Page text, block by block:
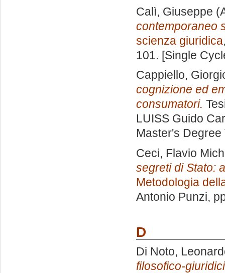
Calì, Giuseppe
contemporaneo
scienza giuridica
101. [Single
Cappiello,
cognizione ed
consumatori.
LUISS Guido
Master's Degree
Ceci, Flavio
segreti di Stato:
Metodologia
Antonio Punzi,
D
Di Noto,
filosofico-